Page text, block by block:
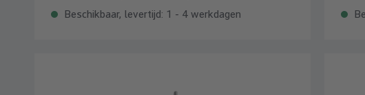
Beschikbaar, levertijd: 1 - 4 werkdagen